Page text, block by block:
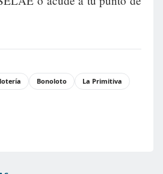
Bonoloto La Primitiva